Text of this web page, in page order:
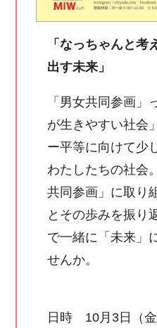
「なっちゃんと考
出す未来」
「男女共同参画
が生きやすい社会
ー平等に向けて少
わたしたちの社会
共同参画」に取り
とその歩みを振り
で一緒に「未来」
せんか。
日時 10月3日（